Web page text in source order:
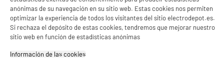
4,26
SERVICIO POST VENTA ATENCIÓN AL CLIENTE
PREGUNTAS /
anónimas de su navegación en su sitio web. Estas cookies nos permiten
optimizar la experiencia de todos los visitantes del sitio electrodepot.es.
Si rechaza el depósito de estas cookies, tendremos que mejorar nuestro
sitio web en función de estadísticas anónimas
Información de las cookies‎